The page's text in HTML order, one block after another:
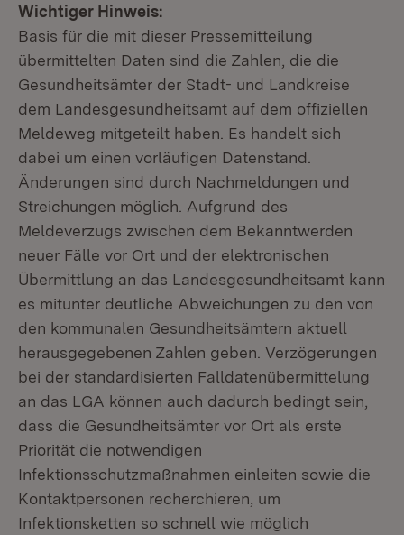
Wichtiger Hinweis:
Basis für die mit dieser Pressemitteilung
übermittelten Daten sind die Zahlen, die die
Gesundheitsämter der Stadt- und Landkreise
dem Landesgesundheitsamt auf dem offiziellen
Meldeweg mitgeteilt haben. Es handelt sich
dabei um einen vorläufigen Datenstand.
Änderungen sind durch Nachmeldungen und
Streichungen möglich. Aufgrund des
Meldeverzugs zwischen dem Bekanntwerden
neuer Fälle vor Ort und der elektronischen
Übermittlung an das Landesgesundheitsamt kann
es mitunter deutliche Abweichungen zu den von
den kommunalen Gesundheitsämtern aktuell
herausgegebenen Zahlen geben. Verzögerungen
bei der standardisierten Falldatenübermittelung
an das LGA können auch dadurch bedingt sein,
dass die Gesundheitsämter vor Ort als erste
Priorität die notwendigen
Infektionsschutzmaßnahmen einleiten sowie die
Kontaktpersonen recherchieren, um
Infektionsketten so schnell wie möglich